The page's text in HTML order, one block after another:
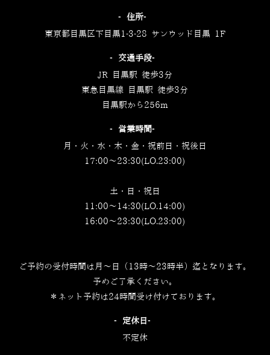
‐住所‐
東京都目黒区下目黒1-3-28 サンウッド目黒 1F
‐交通手段‐
JR 目黒駅 徒歩3分
東急目黒線 目黒駅 徒歩3分
目黒駅から256m
‐営業時間‐
月・火・水・木・金・祝前日・祝後日
17:00～23:30(LO.23:00)
土・日・祝日
11:00～14:30(LO.14:00)
16:00～23:30(LO.23:00)
ご予約の受付時間は月～日（13時～23時半）迄となります。
予めご了承ください。
＊ネット予約は24時間受け付けております。
‐定休日‐
不定休